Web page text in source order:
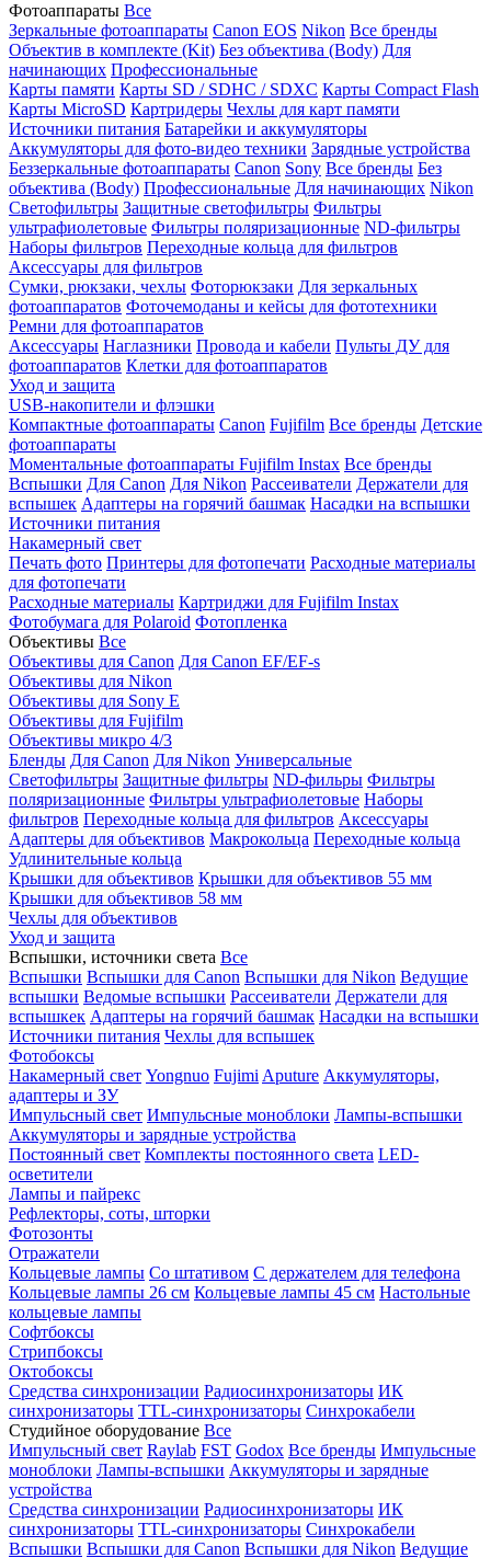
Фотоаппараты Все
Зеркальные фотоаппараты Canon EOS Nikon Все бренды
Объектив в комплекте (Kit) Без объектива (Body) Для
начинающих Профессиональные
Карты памяти Карты SD / SDHC / SDXC Карты Compact Flash
Карты MicroSD Картридеры Чехлы для карт памяти
Источники питания Батарейки и аккумуляторы
Аккумуляторы для фото-видео техники Зарядные устройства
Беззеркальные фотоаппараты Canon Sony Все бренды Без
объектива (Body) Профессиональные Для начинающих Nikon
Светофильтры Защитные светофильтры Фильтры
ультрафиолетовые Фильтры поляризационные ND-фильтры
Наборы фильтров Переходные кольца для фильтров
Аксессуары для фильтров
Сумки, рюкзаки, чехлы Фоторюкзаки Для зеркальных
фотоаппаратов Фоточемоданы и кейсы для фототехники
Ремни для фотоаппаратов
Аксессуары Наглазники Провода и кабели Пульты ДУ для
фотоаппаратов Клетки для фотоаппаратов
Уход и защита
USB-накопители и флэшки
Компактные фотоаппараты Canon Fujifilm Все бренды Детские
фотоаппараты
Моментальные фотоаппараты Fujifilm Instax Все бренды
Вспышки Для Canon Для Nikon Рассеиватели Держатели для
вспышек Адаптеры на горячий башмак Насадки на вспышки
Источники питания
Накамерный свет
Печать фото Принтеры для фотопечати Расходные материалы
для фотопечати
Расходные материалы Картриджи для Fujifilm Instax
Фотобумага для Polaroid Фотопленка
Объективы Все
Объективы для Canon Для Canon EF/EF-s
Объективы для Nikon
Объективы для Sony E
Объективы для Fujifilm
Объективы микро 4/3
Бленды Для Canon Для Nikon Универсальные
Светофильтры Защитные фильтры ND-фильры Фильтры
поляризационные Фильтры ультрафиолетовые Наборы
фильтров Переходные кольца для фильтров Аксессуары
Адаптеры для объективов Макрокольца Переходные кольца
Удлинительные кольца
Крышки для объективов Крышки для объективов 55 мм
Крышки для объективов 58 мм
Чехлы для объективов
Уход и защита
Вспышки, источники света Все
Вспышки Вспышки для Canon Вспышки для Nikon Ведущие
вспышки Ведомые вспышки Рассеиватели Держатели для
вспышкек Адаптеры на горячий башмак Насадки на вспышки
Источники питания Чехлы для вспышек
Фотобоксы
Накамерный свет Yongnuo Fujimi Aputure Аккумуляторы,
адаптеры и ЗУ
Импульсный свет Импульсные моноблоки Лампы-вспышки
Аккумуляторы и зарядные устройства
Постоянный свет Комплекты постоянного света LED-
осветители
Лампы и пайрекс
Рефлекторы, соты, шторки
Фотозонты
Отражатели
Кольцевые лампы Со штативом С держателем для телефона
Кольцевые лампы 26 см Кольцевые лампы 45 см Настольные
кольцевые лампы
Софтбоксы
Стрипбоксы
Октобоксы
Средства синхронизации Радиосинхронизаторы ИК
синхронизаторы TTL-синхронизаторы Синхрокабели
Студийное оборудование Все
Импульсный свет Raylab FST Godox Все бренды Импульсные
моноблоки Лампы-вспышки Аккумуляторы и зарядные
устройства
Средства синхронизации Радиосинхронизаторы ИК
синхронизаторы TTL-синхронизаторы Синхрокабели
Вспышки Вспышки для Canon Вспышки для Nikon Ведущие